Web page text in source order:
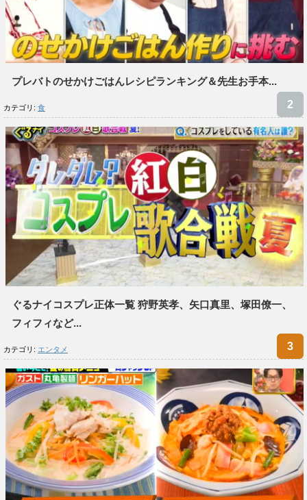
プレバトのせかけごはんレシピランキング＆先生お手本...
カテゴリ: 食
ぐるナイコスプレ正体一覧 狩野英孝、矢口真里、塚田僚一、
フィフィなど...
カテゴリ: エンタメ